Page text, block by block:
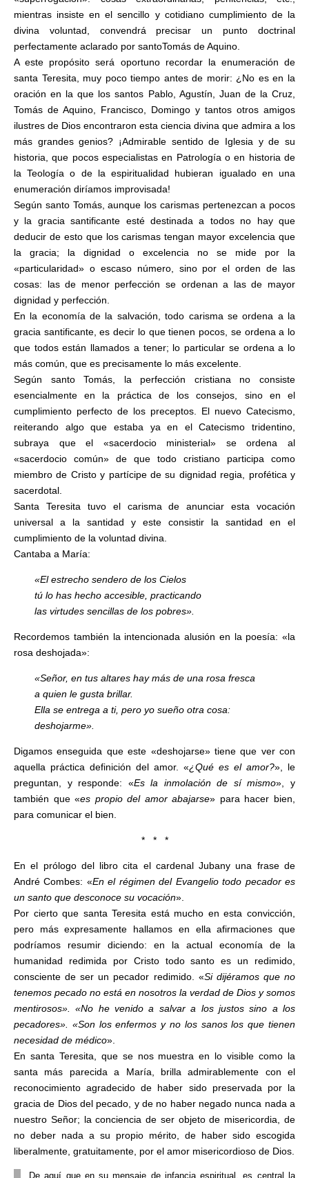
mientras insiste en el sencillo y cotidiano cumplimiento de la
divina voluntad, convendrá precisar un punto doctrinal
perfectamente aclarado por santoTomás de Aquino.
A este propósito será oportuno recordar la enumeración de
santa Teresita, muy poco tiempo antes de morir: ¿No es en la
oración en la que los santos Pablo, Agustín, Juan de la Cruz,
Tomás de Aquino, Francisco, Domingo y tantos otros amigos
ilustres de Dios encontraron esta ciencia divina que admira a los
más grandes genios? ¡Admirable sentido de Iglesia y de su
historia, que pocos especialistas en Patrología o en historia de
la Teología o de la espiritualidad hubieran igualado en una
enumeración diríamos improvisada!
Según santo Tomás, aunque los carismas pertenezcan a pocos
y la gracia santificante esté destinada a todos no hay que
deducir de esto que los carismas tengan mayor excelencia que
la gracia; la dignidad o excelencia no se mide por la
«particularidad» o escaso número, sino por el orden de las
cosas: las de menor perfección se ordenan a las de mayor
dignidad y perfección.
En la economía de la salvación, todo carisma se ordena a la
gracia santificante, es decir lo que tienen pocos, se ordena a lo
que todos están llamados a tener; lo particular se ordena a lo
más común, que es precisamente lo más excelente.
Según santo Tomás, la perfección cristiana no consiste
esencialmente en la práctica de los consejos, sino en el
cumplimiento perfecto de los preceptos. El nuevo Catecismo,
reiterando algo que estaba ya en el Catecismo tridentino,
subraya que el «sacerdocio ministerial» se ordena al
«sacerdocio común» de que todo cristiano participa como
miembro de Cristo y partícipe de su dignidad regia, profética y
sacerdotal.
Santa Teresita tuvo el carisma de anunciar esta vocación
universal a la santidad y este consistir la santidad en el
cumplimiento de la voluntad divina.
Cantaba a María:
«El estrecho sendero de los Cielos
tú lo has hecho accesible, practicando
las virtudes sencillas de los pobres».
Recordemos también la intencionada alusión en la poesía: «la
rosa deshojada»:
«Señor, en tus altares hay más de una rosa fresca
a quien le gusta brillar.
Ella se entrega a ti, pero yo sueño otra cosa:
deshojarme».
Digamos enseguida que este «deshojarse» tiene que ver con
aquella práctica definición del amor. «¿Qué es el amor?», le
preguntan, y responde: «Es la inmolación de sí mismo», y
también que «es propio del amor abajarse» para hacer bien,
para comunicar el bien.
* * *
En el prólogo del libro cita el cardenal Jubany una frase de
André Combes: «En el régimen del Evangelio todo pecador es
un santo que desconoce su vocación».
Por cierto que santa Teresita está mucho en esta convicción,
pero más expresamente hallamos en ella afirmaciones que
podríamos resumir diciendo: en la actual economía de la
humanidad redimida por Cristo todo santo es un redimido,
consciente de ser un pecador redimido. «Si dijéramos que no
tenemos pecado no está en nosotros la verdad de Dios y somos
mentirosos». «No he venido a salvar a los justos sino a los
pecadores». «Son los enfermos y no los sanos los que tienen
necesidad de médico».
En santa Teresita, que se nos muestra en lo visible como la
santa más parecida a María, brilla admirablemente con el
reconocimiento agradecido de haber sido preservada por la
gracia de Dios del pecado, y de no haber negado nunca nada a
nuestro Señor; la conciencia de ser objeto de misericordia, de
no deber nada a su propio mérito, de haber sido escogida
liberalmente, gratuitamente, por el amor misericordioso de Dios.
De aquí que en su mensaje de infancia espiritual, es central la